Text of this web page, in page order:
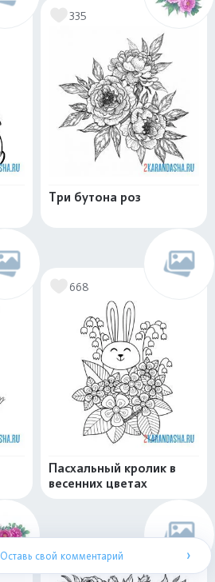
335
Три бутона роз
668
Пасхальный кролик в
весенних цветах
481
Оставь свой комментарий ›